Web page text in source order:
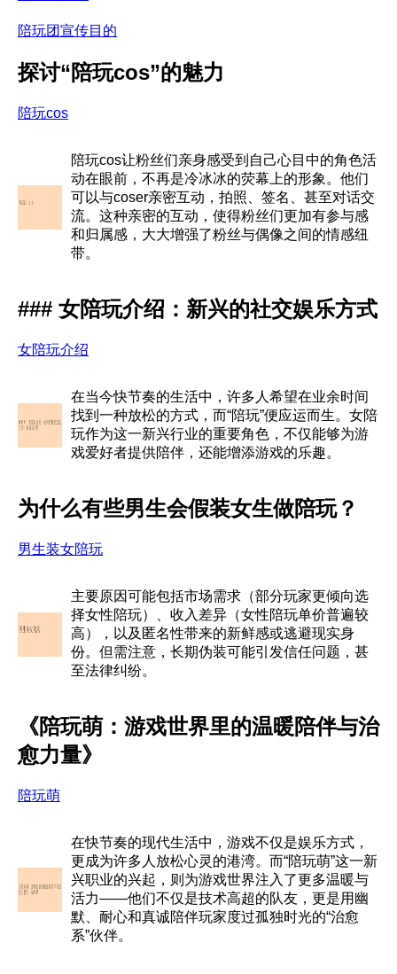
陪玩团宣传目的
探讨“陪玩cos”的魅力
陪玩cos
陪玩cos让粉丝们亲身感受到自己心目中的角色活
动在眼前，不再是冷冰冰的荧幕上的形象。他们
可以与coser亲密互动，拍照、签名、甚至对话交
流。这种亲密的互动，使得粉丝们更加有参与感
和归属感，大大增强了粉丝与偶像之间的情感纽
带。
### 女陪玩介绍：新兴的社交娱乐方式
女陪玩介绍
在当今快节奏的生活中，许多人希望在业余时间
找到一种放松的方式，而“陪玩”便应运而生。女陪
玩作为这一新兴行业的重要角色，不仅能够为游
戏爱好者提供陪伴，还能增添游戏的乐趣。
为什么有些男生会假装女生做陪玩？
男生装女陪玩
主要原因可能包括市场需求（部分玩家更倾向选
择女性陪玩）、收入差异（女性陪玩单价普遍较
高），以及匿名性带来的新鲜感或逃避现实身
份。但需注意，长期伪装可能引发信任问题，甚
至法律纠纷。
《陪玩萌：游戏世界里的温暖陪伴与治
愈力量》
陪玩萌
在快节奏的现代生活中，游戏不仅是娱乐方式，
更成为许多人放松心灵的港湾。而“陪玩萌”这一新
兴职业的兴起，则为游戏世界注入了更多温暖与
活力——他们不仅是技术高超的队友，更是用幽
默、耐心和真诚陪伴玩家度过孤独时光的“治愈
系”伙伴。